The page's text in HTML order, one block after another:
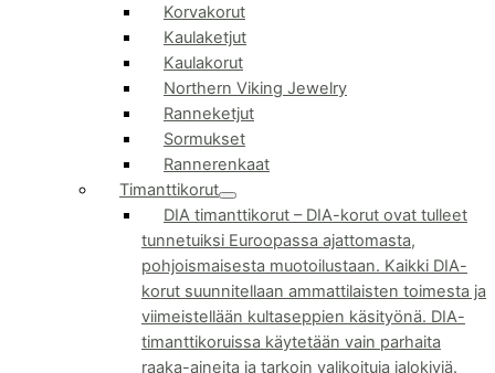
Korvakorut
Kaulaketjut
Kaulakorut
Northern Viking Jewelry
Ranneketjut
Sormukset
Rannerenkaat
Timanttikorut
DIA timanttikorut – DIA-korut ovat tulleet
tunnetuiksi Euroopassa ajattomasta,
pohjoismaisesta muotoilustaan. Kaikki DIA-
korut suunnitellaan ammattilaisten toimesta ja
viimeistellään kultaseppien käsityönä. DIA-
timanttikoruissa käytetään vain parhaita
raaka-aineita ja tarkoin valikoituja jalokiviä.